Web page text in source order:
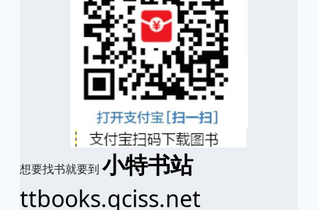
想要找书就要到 小特书站
ttbooks.qciss.net